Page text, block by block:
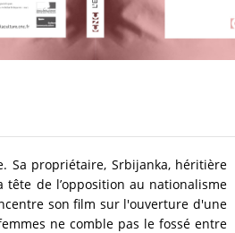
Sa propriétaire, Srbijanka, héritière
de l’opposition au nationalisme
son film sur l'ouverture d'une
ne comble pas le fossé entre